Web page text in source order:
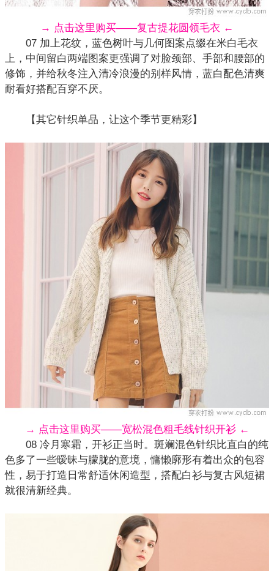
→ 点击这里购买——复古提花圆领毛衣 ←
07 加上花纹，蓝色树叶与几何图案点缀在米白毛衣
上，中间留白两端图案更强调了对脸颈部、手部和腰部的
修饰，并给秋冬注入清冷浪漫的别样风情，蓝白配色清爽
耐看好搭配百穿不厌。
【其它针织单品，让这个季节更精彩】
→ 点击这里购买——宽松混色粗毛线针织开衫 ←
08 冷月寒霜，开衫正当时。斑斓混色针织比直白的纯
色多了一些暧昧与朦胧的意境，慵懒廓形有着出众的包容
性，易于打造日常舒适休闲造型，搭配白衫与复古风短裙
就很清新经典。